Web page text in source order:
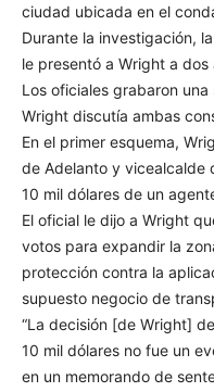
ciudad ubicada en el
Durante la investigación,
le presentó a Wright a
Los oficiales grabaron
Wright discutía ambas
En el primer esquema,
de Adelanto y vicealcalde
10 mil dólares de un
El oficial le dijo a Wright
votos para expandir la
protección contra la
supuesto negocio de
“La decisión [de Wright]
10 mil dólares no fue un
en un memorando de